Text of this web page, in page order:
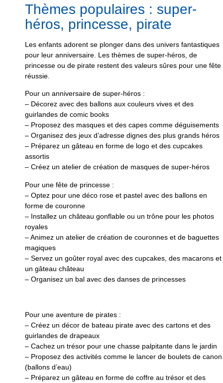
Thèmes populaires : super-
héros, princesse, pirate
Les enfants adorent se plonger dans des univers fantastiques
pour leur anniversaire. Les thèmes de super-héros, de
princesse ou de pirate restent des valeurs sûres pour une fête
réussie.
Pour un anniversaire de super-héros :
– Décorez avec des ballons aux couleurs vives et des
guirlandes de comic books
– Proposez des masques et des capes comme déguisements
– Organisez des jeux d’adresse dignes des plus grands héros
– Préparez un gâteau en forme de logo et des cupcakes
assortis
– Créez un atelier de création de masques de super-héros
Pour une fête de princesse :
– Optez pour une déco rose et pastel avec des ballons en
forme de couronne
– Installez un château gonflable ou un trône pour les photos
royales
– Animez un atelier de création de couronnes et de baguettes
magiques
– Servez un goûter royal avec des cupcakes, des macarons et
un gâteau château
– Organisez un bal avec des danses de princesses
Pour une aventure de pirates :
– Créez un décor de bateau pirate avec des cartons et des
guirlandes de drapeaux
– Cachez un trésor pour une chasse palpitante dans le jardin
– Proposez des activités comme le lancer de boulets de canon
(ballons d’eau)
– Préparez un gâteau en forme de coffre au trésor et des